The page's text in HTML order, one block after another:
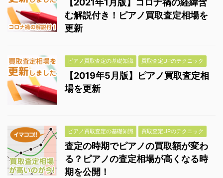
【2021年1月版】コロナ禍の経緯含
む解説付き！ピアノ買取査定相場を
更新
ピアノ買取査定の基礎知識 買取査定UPのテクニック
【2019年5月版】ピアノ買取査定相
場を更新
ピアノ買取査定の基礎知識 買取査定UPのテクニック
査定の時期でピアノの買取額が変わ
る？ピアノの査定相場が高くなる時
期を公開！